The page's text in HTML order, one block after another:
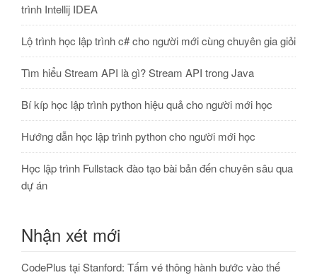
trình Intellij IDEA
Lộ trình học lập trình c# cho người mới cùng chuyên gia giỏi
Tìm hiểu Stream API là gì? Stream API trong Java
Bí kíp học lập trình python hiệu quả cho người mới học
Hướng dẫn học lập trình python cho người mới học
Học lập trình Fullstack đào tạo bài bản đến chuyên sâu qua
dự án
Nhận xét mới
CodePlus tại Stanford: Tấm vé thông hành bước vào thế